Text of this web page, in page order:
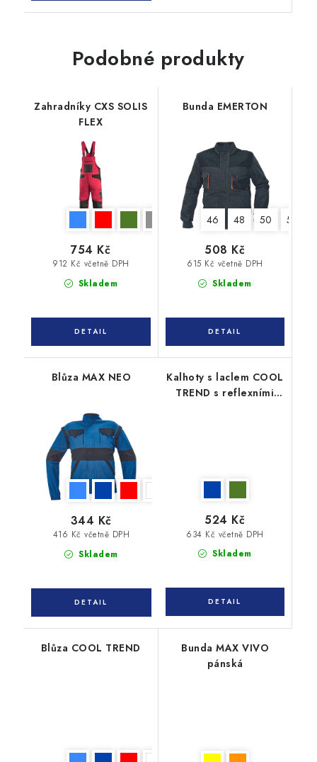
Podobné produkty
Zahradníky CXS SOLIS
FLEX
Skladem
912 Kč včetně DPH
754 Kč
Bunda EMERTON
46 48 50 52
Skladem
615 Kč včetně DPH
508 Kč
Blůza MAX NEO
Skladem
416 Kč včetně DPH
344 Kč
Kalhoty s laclem COOL
TREND s reflexními
Skladem
634 Kč včetně DPH
524 Kč
Blůza COOL TREND
Bunda MAX VIVO
pánská